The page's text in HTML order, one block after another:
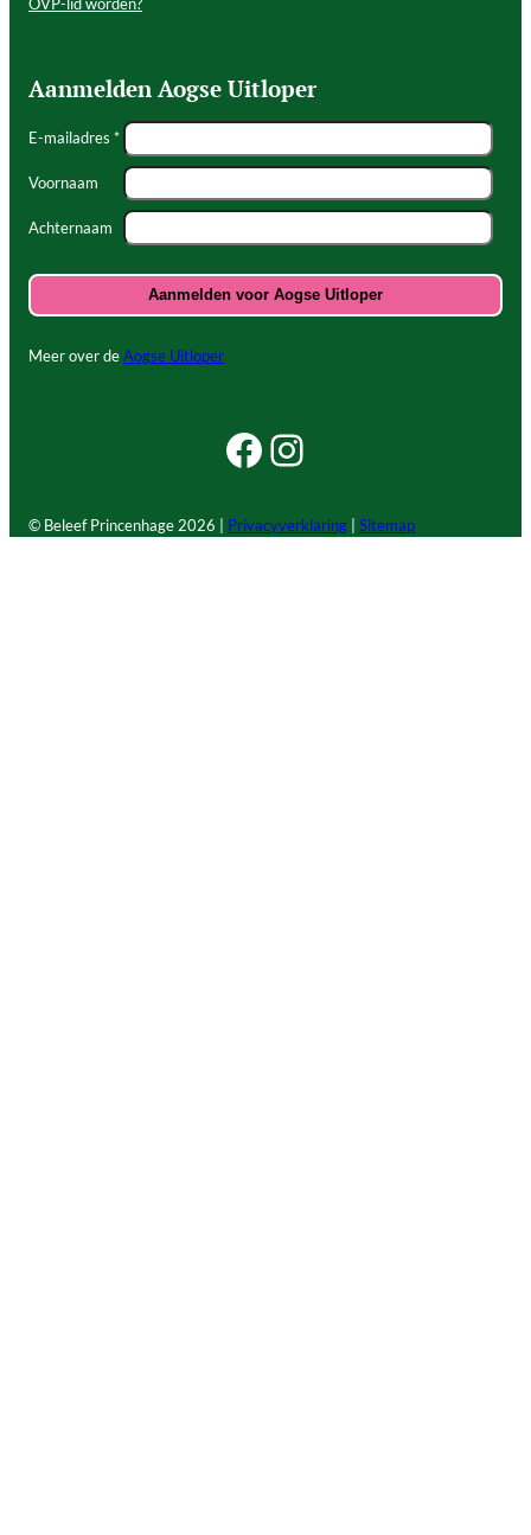
Aanmelden Aogse Uitloper
E-mailadres *
Voornaam
Achternaam
Meer over deAogse Uitloper
Facebook Beleef Princenhage
Instagram Beleef Princenhage
© Beleef Princenhage 2026 | Privacyverklaring Sitemap